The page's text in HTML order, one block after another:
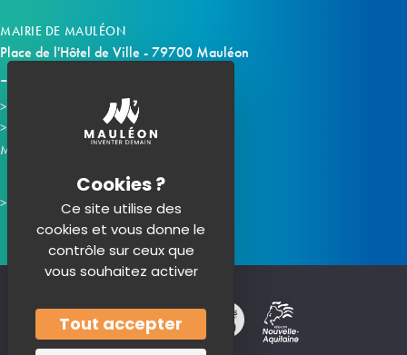
MAIRIE DE MAULÉON
Place de l'Hôtel de Ville - 79700 Mauléon
Horaires d'ouverture
Contacter la mairie
Mauléon sur les réseaux :
Ce site utilise des
cookies et vous donne le
contrôle sur ceux que
vous souhaitez activer
Tout accepter